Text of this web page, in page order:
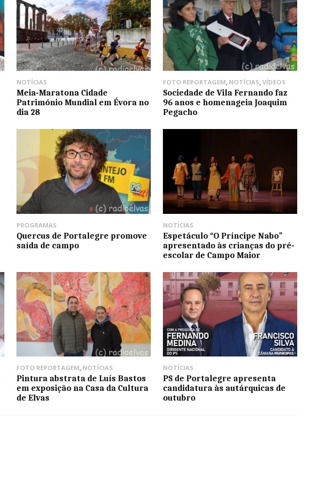
NOTÍCIAS
Meia-Maratona Cidade
Património Mundial em Évora no
dia 28
FOTO REPORTAGEM, NOTÍCIAS,VÍDEOS
Sociedade de Vila Fernando faz
96 anos e homenageia Joaquim
Pegacho
PROGRAMAS
Quercus de Portalegre promove
saída de campo
NOTÍCIAS
Espetáculo “O Príncipe Nabo”
apresentado às crianças do pré-
escolar de Campo Maior
FOTO REPORTAGEM, NOTÍCIAS
Pintura abstrata de Luís Bastos
em exposição na Casa da Cultura
de Elvas
NOTÍCIAS
PS de Portalegre apresenta
candidatura às autárquicas de
outubro